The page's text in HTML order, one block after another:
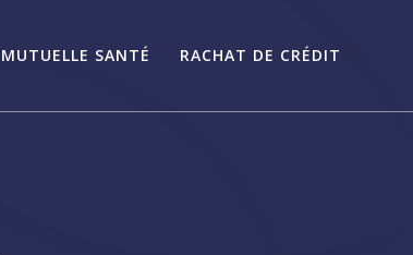
MUTUELLE SANTÉ RACHAT DE CRÉDIT